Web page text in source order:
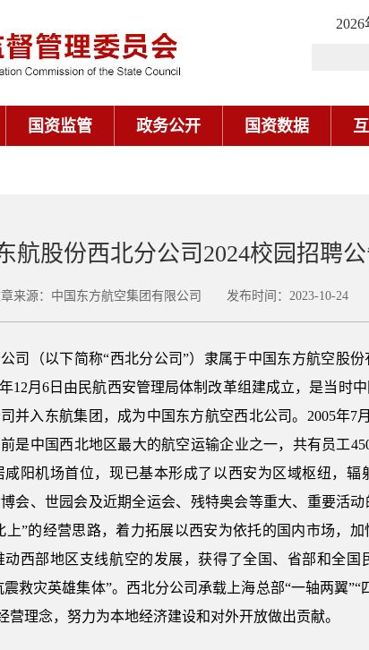
国资监管 政务公开 国资数据
航股份西北分公司2024校园招聘
来源：中国东方航空集团有限公司 发布时间：2023-10-24
司（以下简称“西北分公司”）隶属于中国东方航空股
12月6日由民航西安管理局体制改革组建成立，是当时
并入东航集团，成为中国东方航空西北公司。2005年7
是中国西北地区最大的航空运输企业之一，共有员工
咸阳机场首位，现已基本形成了以西安为区域枢纽，
会、世园会及近期全运会、残特奥会等重大、重要活
上”的经营思路，着力拓展以西安为依托的国内市场，
西部地区支线航空的发展，获得了全国、省部和全国
救灾英雄集体”。西北分公司承载上海总部“一轴两翼
理念，努力为本地经济建设和对外开放做出贡献。